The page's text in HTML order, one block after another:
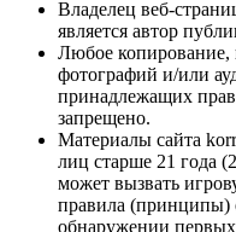
Владелец веб-
является автор
Любое копирование,
фотографий и/или
принадлежащих
запрещено.
Материалы сайта
лиц старше 21 года
может вызвать
правила (принципы)
обнаружении